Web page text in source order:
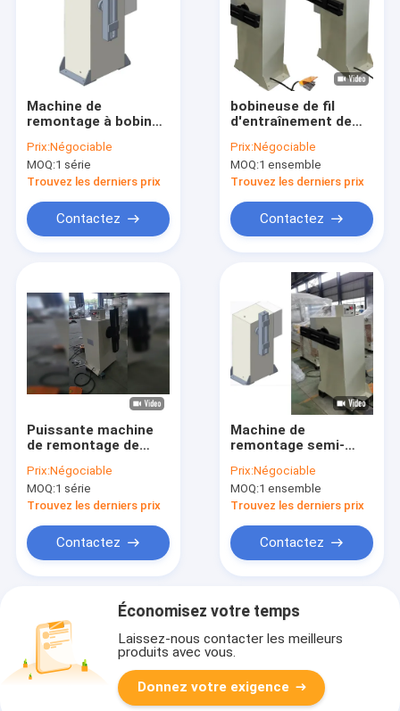
Machine de
remontage à bobine
motorisée Vitesse
de rotation maximale
200 tr/min
Prix:Négociable
MOQ:1 série
Trouvez les derniers prix
Contactez
bobineuse de fil
d'entraînement de
bobineuse du moteur
électrique 200rpm
3KW
Prix:Négociable
MOQ:1 ensemble
Trouvez les derniers prix
Contactez
Puissante machine
de remontage de
moteur de puissance
de 1400 mm de
hauteur pour bobines
Prix:Négociable
MOQ:1 série
Trouvez les derniers prix
Contactez
Machine de
remontage semi-
bobine à moteur
avec moule réglable,
puissance de
et vitesse de
remontage de 200
Prix:Négociable
MOQ:1 ensemble
Trouvez les derniers prix
Contactez
Économisez votre temps
Laissez-nous contacter les meilleurs
produits avec vous.
Donnez votre exigence